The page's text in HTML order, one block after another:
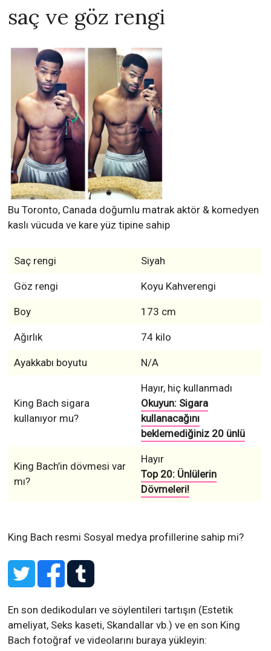
saç ve göz rengi
Bu Toronto, Canada doğumlu matrak aktör & komedyen
kaslı vücuda ve kare yüz tipine sahip
Saç rengi Siyah
Göz rengi Koyu Kahverengi
Boy 173 cm
Ağırlık 74 kilo
Ayakkabı boyutu N/A
King Bach sigara
kullanıyor mu?
Hayır, hiç kullanmadı
Okuyun: Sigara
kullanacağını
beklemediğiniz 20 ünlü
King Bach’in dövmesi var
mı?
Hayır
Top 20: Ünlülerin
Dövmeleri!
King Bach resmi Sosyal medya profillerine sahip mi?
En son dedikoduları ve söylentileri tartışın (Estetik
ameliyat, Seks kaseti, Skandallar vb.) ve en son King
Bach fotoğraf ve videolarını buraya yükleyin: